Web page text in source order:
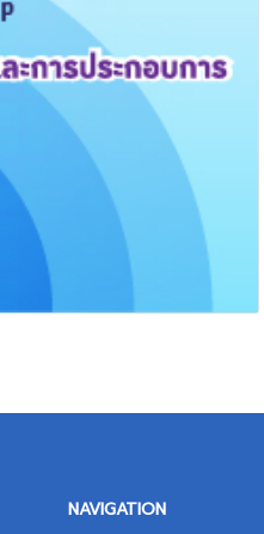
NAVIGATION